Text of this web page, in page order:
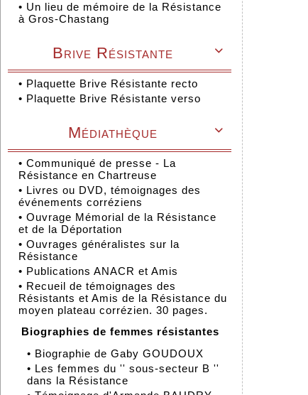
• Un lieu de mémoire de la Résistance
à Gros-Chastang

Brive Résistante
• Plaquette Brive Résistante recto
• Plaquette Brive Résistante verso

Médiathèque
• Communiqué de presse - La
Résistance en Chartreuse
• Livres ou DVD, témoignages des
événements corréziens
• Ouvrage Mémorial de la Résistance
et de la Déportation
• Ouvrages généralistes sur la
Résistance
• Publications ANACR et Amis
• Recueil de témoignages des
Résistants et Amis de la Résistance du
moyen plateau corrézien. 30 pages.
Biographies de femmes résistantes
• Biographie de Gaby GOUDOUX
• Les femmes du '' sous-secteur B ''
dans la Résistance